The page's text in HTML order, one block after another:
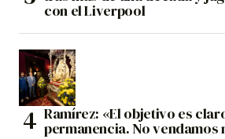
con el Liverpool
Ramírez: «El objetivo es
permanencia. No vendamos